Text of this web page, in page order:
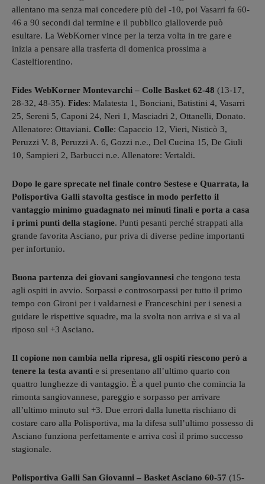
allentano ma senza mai concedere più del -10, poi Vasarri fa 60-
46 a 90 secondi dal termine e il pubblico gialloverde può
esultare. La WebKorner vince per la terza volta in tre gare e
inizia a pensare alla trasferta di domenica prossima a
Castelfiorentino.
Fides WebKorner Montevarchi – Colle Basket 62-48 (13-17,
28-32, 48-35). Fides: Malatesta 1, Bonciani, Batistini 4, Vasarri
25, Sereni 5, Caponi 24, Neri 1, Masciadri 2, Ottanelli, Donato.
Allenatore: Ottaviani. Colle: Capaccio 12, Vieri, Nisticò 3,
Peruzzi V. 8, Peruzzi A. 6, Gozzi n.e., Del Cucina 15, De Giuli
10, Sampieri 2, Barbucci n.e. Allenatore: Vertaldi.
Dopo le gare sprecate nel finale contro Sestese e Quarrata, la
Polisportiva Galli stavolta gestisce in modo perfetto il
vantaggio minimo guadagnato nei minuti finali e porta a casa
i primi punti della stagione. Punti pesanti perché strappati alla
grande favorita Asciano, pur priva di diverse pedine importanti
per infortunio.
Buona partenza dei giovani sangiovannesi che tengono testa
agli ospiti in avvio. Sorpassi e controsorpassi per tutto il primo
tempo con Gironi per i valdarnesi e Franceschini per i senesi a
guidare le rispettive squadre, ma la svolta non arriva e si va al
riposo sul +3 Asciano.
Il copione non cambia nella ripresa, gli ospiti riescono però a
tenere la testa avanti e si presentano all’ultimo quarto con
quattro lunghezze di vantaggio. È a quel punto che comincia la
rimonta sangiovannese, pareggio e sorpasso per arrivare
all’ultimo minuto sul +3. Due errori dalla lunetta rischiano di
costare caro alla Polisportiva, ma la difesa sull’ultimo possesso di
Asciano funziona perfettamente e arriva così il primo successo
stagionale.
Polisportiva Galli San Giovanni – Basket Asciano 60-57 (15-